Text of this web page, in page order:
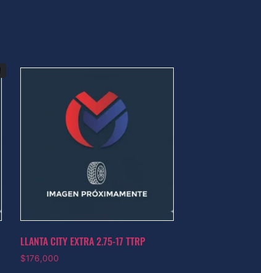
LLANTA CITY EXTRA 2.75-17 TTRP
$176,000